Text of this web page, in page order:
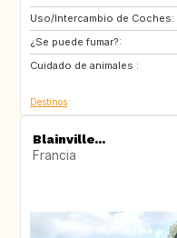
Uso/Intercambio de Coches:
¿Se puede fumar?:
Cuidado de animales :
ES
GB
GR
Destinos
Blainville...
Francia